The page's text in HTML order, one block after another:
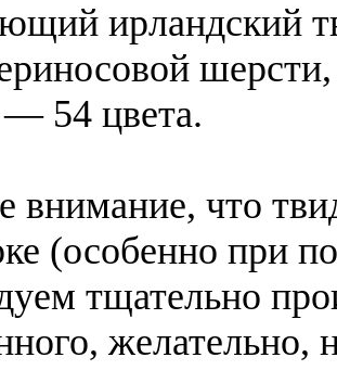
ирландский
54 цвета.
внимание, что
(особенно при
тщательно
желательно,